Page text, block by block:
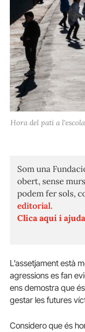
Hora del pati a
Som una
obert, sense
podem fer sols,
editorial.
Clica aquí i
L’assetjament està
agressions es fan
ens demostra que
gestar les futures
Considero que és